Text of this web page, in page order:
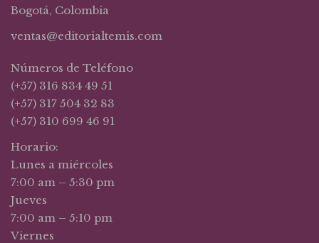
Bogotá, Colombia
ventas@editorialtemis.com
Números de Teléfono
(+57) 316 834 49 51
(+57) 317 504 32 83
(+57) 310 699 46 91
Horario:
Lunes a miércoles
7:00 am – 5:30 pm
Jueves
7:00 am – 5:10 pm
Viernes